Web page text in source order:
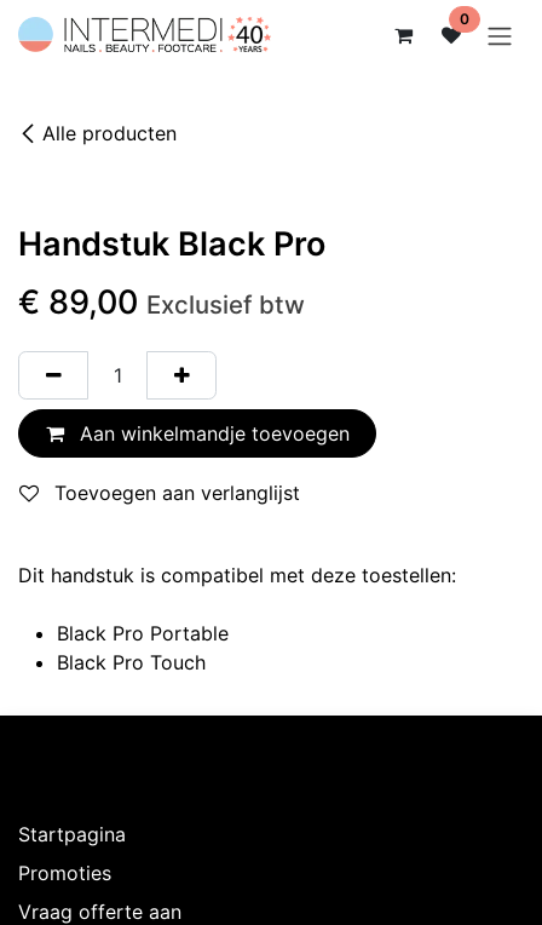
Overslaan naar inhoud 0
Alle producten
Handstuk Black Pro
Dit handstuk is compatibel met deze toestellen:
Black Pro Portable
Black Pro Touch
€ 89,00 Exclusief btw
Aan winkelmandje toevoegen
Toevoegen aan verlanglijst
Startpagina
Promoties
Vraag offerte aan